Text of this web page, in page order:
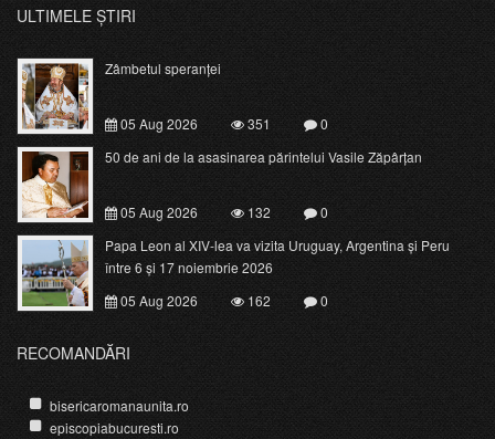
ULTIMELE ȘTIRI
Zâmbetul speranței
05 Aug 2026 351
0
50 de ani de la asasinarea părintelui Vasile Zăpârțan
05 Aug 2026 132
0
Papa Leon al XIV-lea va vizita Uruguay, Argentina și Peru
între 6 și 17 noiembrie 2026
05 Aug 2026
162 0
RECOMANDĂRI
bisericaromanaunita.ro
episcopiabucuresti.ro